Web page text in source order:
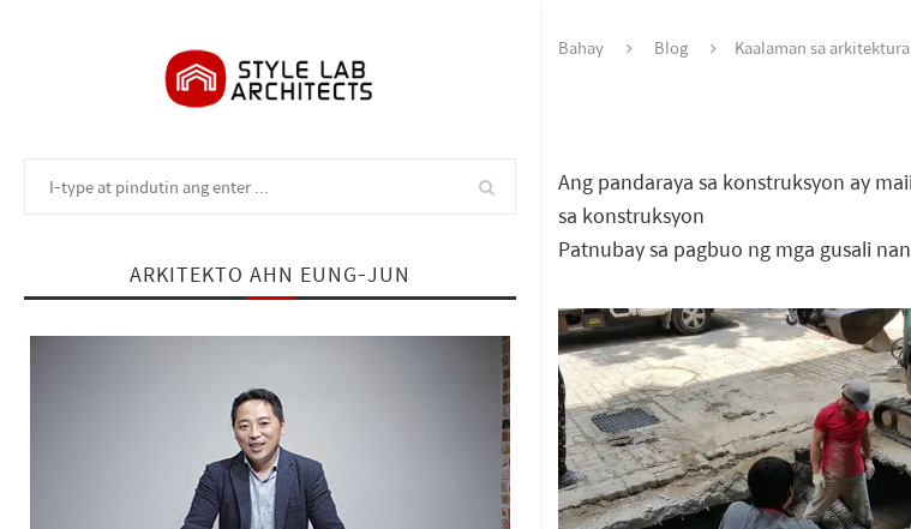
ARKITEKTO AHN EUNG-JUN
Bahay Blog Kaalaman sa arkitektura
Ang pandaraya sa konstruksyon ay
sa konstruksyon
Patnubay sa pagbuo ng mga gusali